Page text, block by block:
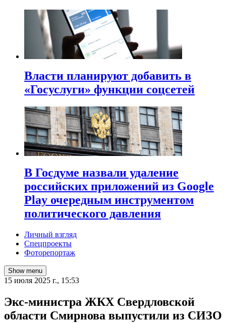
Власти планируют добавить в
«Госуслуги» функции соцсетей
В Госдуме назвали удаление
российских приложений из Google
Play очередным инструментом
политического давления
Личный взгляд
Спецпроекты
Фоторепортаж
Show menu
15 июля 2025 г., 15:53
Экс-министра ЖКХ Свердловской
области Смирнова выпустили из СИЗО